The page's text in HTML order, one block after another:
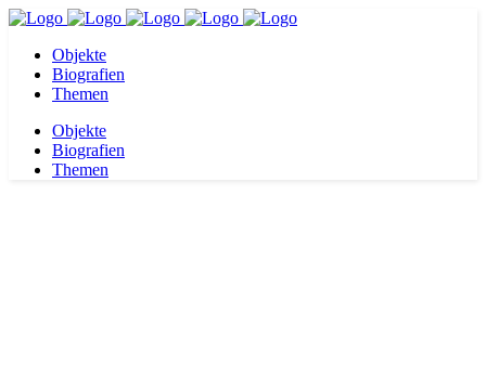
Objekte
Biografien
Themen
Objekte
Biografien
Themen